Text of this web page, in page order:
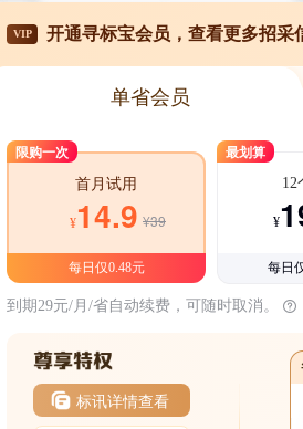
VIP 开通寻标宝会员，查看更多招采
单省会员
限购一次
首月试用
¥14.9 ¥39
每日仅0.48元
最划算
12
¥
每日
到期29元/月/省自动续费，可随时取消。
标讯详情查看